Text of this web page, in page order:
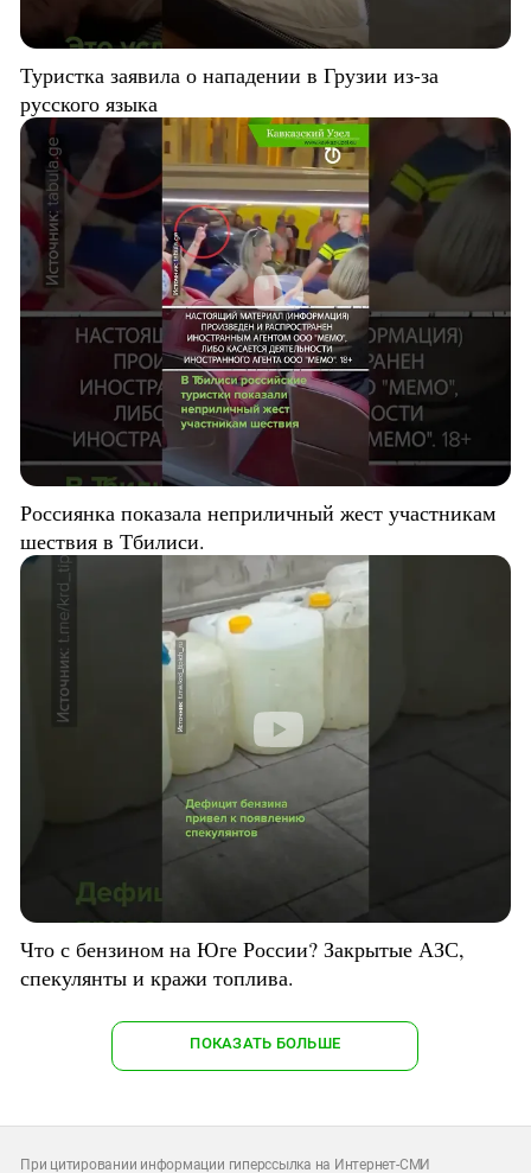
Туристка заявила о нападении в Грузии из-за
русского языка
Россиянка показала неприличный жест участникам
шествия в Тбилиси.
Что с бензином на Юге России? Закрытые АЗС,
спекулянты и кражи топлива.
ПОКАЗАТЬ БОЛЬШЕ
При цитировании информации гиперссылка на Интернет-СМИ